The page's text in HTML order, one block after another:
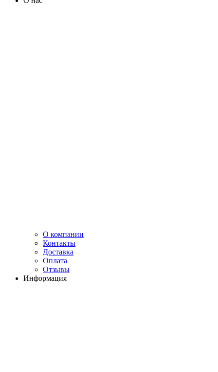
О компании
Контакты
Доставка
Оплата
Отзывы
Информация